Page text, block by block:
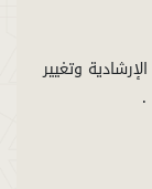
وتغيير
.